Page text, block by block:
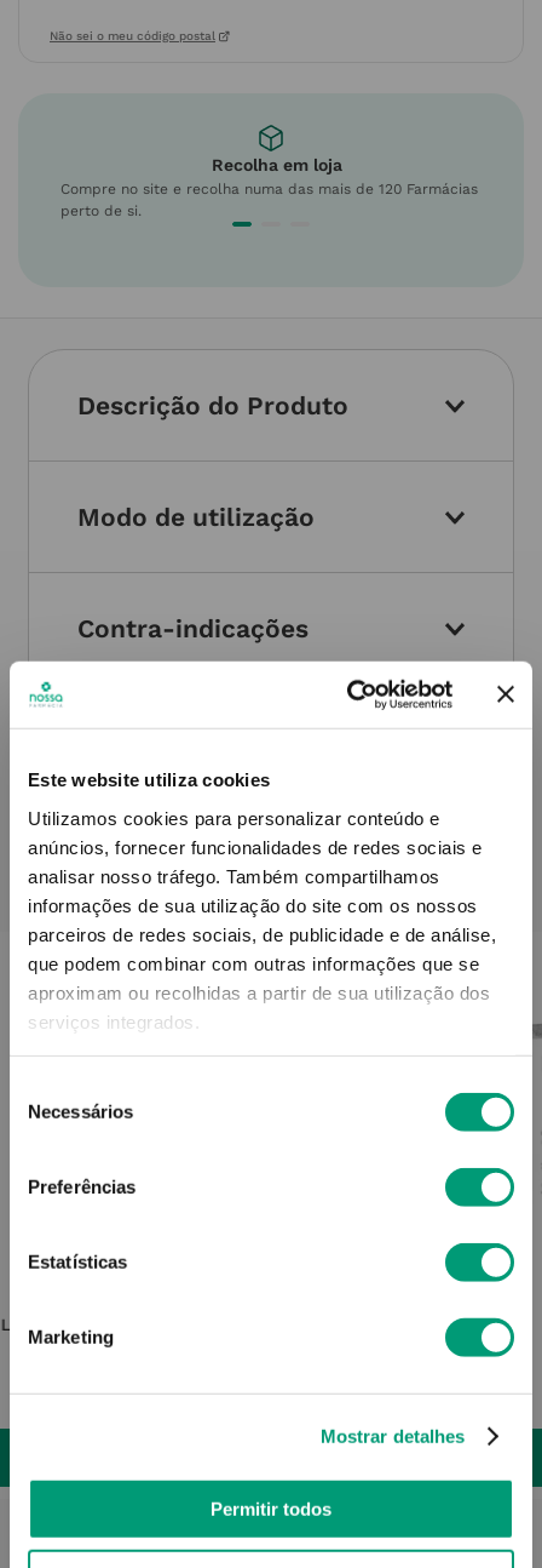
Este website utiliza cookies
Utilizamos cookies para personalizar conteúdo e
anúncios, fornecer funcionalidades de redes sociais e
analisar nosso tráfego. Também compartilhamos
informações de sua utilização do site com os nossos
parceiros de redes sociais, de publicidade e de análise,
que podem combinar com outras informações que se
aproximam ou recolhidas a partir de sua utilização dos
serviços integrados.
Necessários
Preferências
Estatísticas
Marketing
Mostrar detalhes
Permitir todos
Não sei o meu código postal
Recolha em loja
Compre no site e recolha numa das mais de 120 Farmácias
perto de si.
Descrição do Produto
Modo de utilização
Contra-indicações
Informações técnicas
PODERÁ TAMBÉM GOSTAR
42
2,92 €